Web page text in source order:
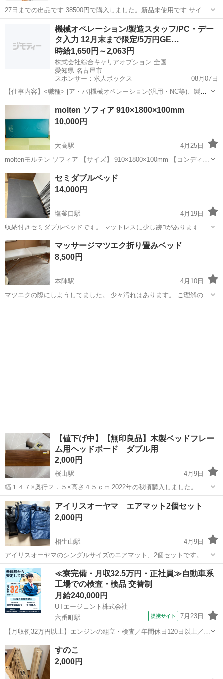
27日までの出品です 38500円で購入しました。新品未使用です サイズ
と間違って購入してしまったためこの度出品します 一度試しに寝転が
ってみましたが本当に最高でした 本製品はセミダブルです 大塚家具さ
んのベッドパッ...
名古屋市 セミダブル
機械オペレーション/製造スタッフ/PC・デー
タ入力 12月末まで限定/5万円GE…
時給1,650円～2,063円
株式会社綜合キャリアオプション 全国
愛知県 名古屋市
スポンサー：求人ボックス
08月07日
【仕事内容】<職種> [ア・パ]機械オペレーション(汎用・NC等)、製造
スタッフ(組立・加工等)、データ入力、タイピング(PC・パソコン・イ
ンターネット) <雇用形態> アルバイト・パート <給与> [ア・パ]時給
1,650円～2...
アルバイト・パート
molten ソフィア 910×1800×100mm
10,000円
大高駅
4月25日
moltenモルテン ソフィア 【サイズ】 910×1800×100mm 【コンディシ
ョン】 やや使用感ございますが、実用に影響する問題はこざいませ
ん。 その他使用には問題ございません。 全体的に簡易クリーニング...
愛知 名古屋市 大高駅 ベッド
セミダブルベッド
14,000円
塩釜口駅
4月19日
収納付きセミダブルベッドです。 マットレスに少し跡🫆があります。
他は綺麗な状態です。
愛知 名古屋市 塩釜口駅 ベッド セミダブル
マッサージマツエク折り畳みベッド
8,500円
本陣駅
4月10日
マツエクの際にしようしてました。 少々汚れはあります。 ご理解のほ
【値下げ中】【無印良品】木製ベッドフレー
ム用ヘッドボード ダブル用
2,000円
桜山駅
4月9日
幅１４７×奥行２．５×高さ４５ｃｍ 2022年の秋頃購入しました。 ベ
ッドフレームの買い替えようと思っているので出品します。 ペット、
喫煙者はいないので、良品と思います。
愛知 名古屋市 桜山駅 ベッド
アイリスオーヤマ エアマット2個セット
2,000円
相生山駅
4月9日
アイリスオーヤマのシングルサイズのエアマット、2個セットです。ポ
ンプも2個あります。 2024年に購入し、一回使用しました。どちらか
１つは空気が抜けてきたように感じましたが、使い方が悪かったのか
もしれません。2つのうちのど...
愛知 名古屋市 相生山駅 ベッド アイリスオーヤマ
≪寮完備・月収32.5万円・正社員≫自動車系
工場での検査・検品 交替制
月給240,000円
UTエージェント株式会社
六番町駅
提携サイト 7月23日
【月収例32万円以上】エンジンの組立・検査／年間休日120日以上／未
経験から正社員も目指せる！《JBAO1C》 詳細情報 ＼大手メーカーで
の小型車用エンジンの組立・加工など♪／ ☆製造経験を生かせます！
丁寧な研修と指...
愛知 名古屋市
すのこ
2,000円